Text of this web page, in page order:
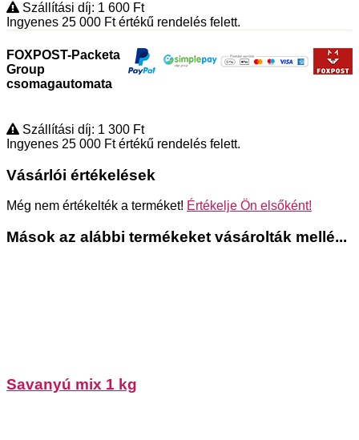
Szállítási díj: 1 600 Ft
Ingyenes 25 000 Ftértékű rendelés felett.
FOXPOST-Packeta
Group
csomagautomata
Szállítási díj: 1 300 Ft
Ingyenes 25 000 Ftértékű rendelés felett.
Vásárlói értékelések
Még nem értékelték a terméket! Értékelje Ön elsőként!
Mások az alábbi termékeket vásárolták mellé...
Savanyú mix 1 kg